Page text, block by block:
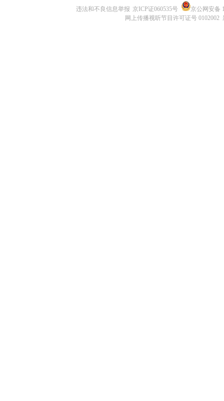
违法和不良信息举报 京ICP证060535号
京公网安备
网上传播视听节目许可证号 0102002